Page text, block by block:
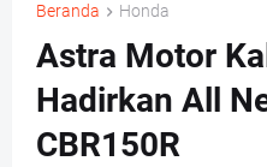
Beranda Honda
Astra Motor
Hadirkan All
CBR150R